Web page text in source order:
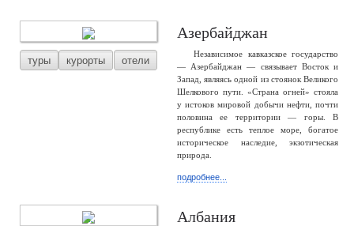
туры курорты отели
Азербайджан
Независимое кавказское государство
— Азербайджан — связывает Восток и
Запад, являясь одной из стоянок Великого
Шелкового пути. «Страна огней» стояла
у истоков мировой добычи нефти, почти
половина ее территории — горы. В
республике есть теплое море, богатое
историческое наследие, экзотическая
природа.
подробнее...
Албания